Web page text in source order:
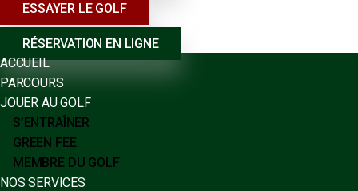
ESSAYER LE GOLF
RÉSERVATION EN LIGNE
ACCUEIL
PARCOURS
JOUER AU GOLF
S’ENTRAÎNER
GREEN FEE
MEMBRE DU GOLF
NOS SERVICES